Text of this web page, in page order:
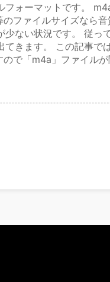
ォーマットです。
ファイルサイズなら
ない状況です。 従っ
てきます。 この記事で
で「m4a」ファイルが